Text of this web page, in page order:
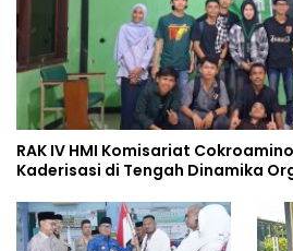
RAK IV HMI Komisariat
Kaderisasi di Tengah Dinamika